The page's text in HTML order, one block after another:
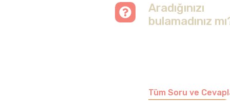
Aradığınızı
bulamadınız
Tüm Soru ve